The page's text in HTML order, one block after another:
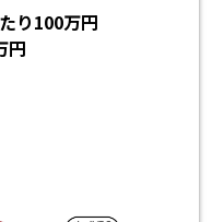
り100万円
円